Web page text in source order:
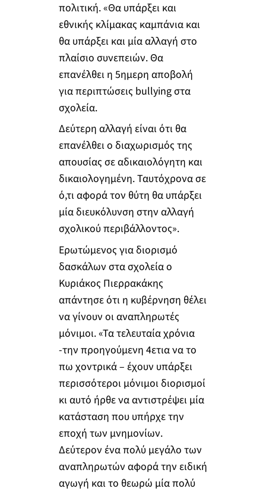
πολιτική. «Θα υπάρξει και
εθνικής κλίμακας καμπάνια και
θα υπάρξει και μία αλλαγή στο
πλαίσιο συνεπειών. Θα
επανέλθει η 5ημερη αποβολή
για περιπτώσεις bullying στα
σχολεία.
Δεύτερη αλλαγή είναι ότι θα
επανέλθει ο διαχωρισμός της
απουσίας σε αδικαιολόγητη και
δικαιολογημένη. Ταυτόχρονα σε
ό,τι αφορά τον θύτη θα υπάρξει
μία διευκόλυνση στην αλλαγή
σχολικού περιβάλλοντος».
Ερωτώμενος για διορισμό
δασκάλων στα σχολεία ο
Κυριάκος Πιερρακάκης
απάντησε ότι η κυβέρνηση θέλει
να γίνουν οι αναπληρωτές
μόνιμοι. «Τα τελευταία χρόνια
-την προηγούμενη 4ετια να το
πω χοντρικά – έχουν υπάρξει
περισσότεροι μόνιμοι διορισμοί
κι αυτό ήρθε να αντιστρέψει μία
κατάσταση που υπήρχε την
εποχή των μνημονίων.
Δεύτερον ένα πολύ μεγάλο των
αναπληρωτών αφορά την ειδική
αγωγή και το θεωρώ μία πολύ